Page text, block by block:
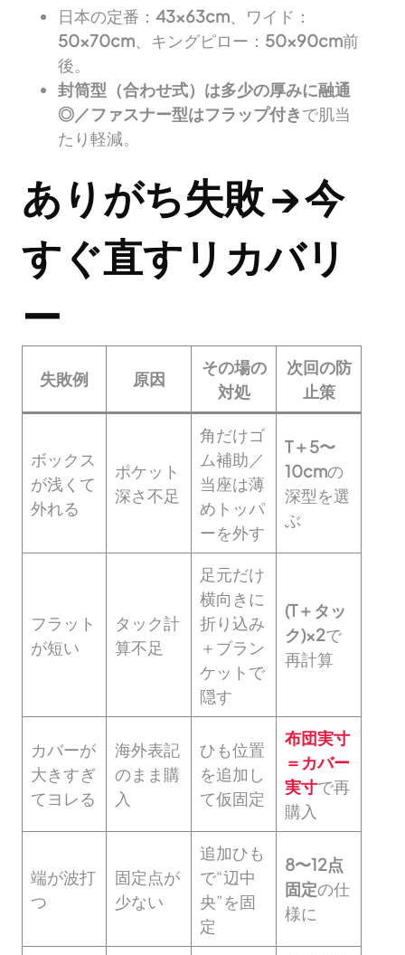
日本の定番： 43×63cm、ワイド：
50×70cm、キングピロー： 50×90cm前
後。
封筒型（合わせ式）は多少の厚みに融通
◎／ファスナー型はフラップ付きで肌当
たり軽減。
ありがち失敗 → 今
すぐ直すリカバリ
ー
失敗例 原因
その場の
対処
次回の防
止策
ボックス
が浅くて
外れる
ポケット
深さ不足
角だけゴ
ム補助／
当座は薄
めトッパ
ーを外す
T＋5〜
10cmの
深型を選
ぶ
フラット
が短い
タック計
算不足
足元だけ
横向きに
折り込み
＋ブラン
ケットで
隠す
(T＋タッ
ク)×2で
再計算
カバーが
大きすぎ
てヨレる
海外表記
のまま購
入
ひも位置
を追加し
て仮固定
布団実寸
＝カバー
実寸で再
購入
端が波打
つ
固定点が
少ない
追加ひも
で“辺中
央”を固
定
8〜12点
固定の仕
様に